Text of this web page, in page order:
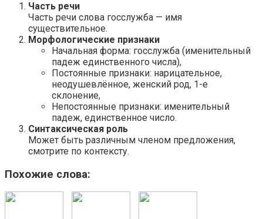
Часть речи
Часть речи слова госслужба — имя
существительное.
Морфологические признаки
Начальная форма: госслужба (именительный
падеж единственного числа),
Постоянные признаки: нарицательное,
неодушевлённое, женский род, 1-е
склонение,
Непостоянные признаки: именительный
падеж, единственное число.
Синтаксическая роль
Может быть различным членом предложения,
смотрите по контексту.
Похожие слова: